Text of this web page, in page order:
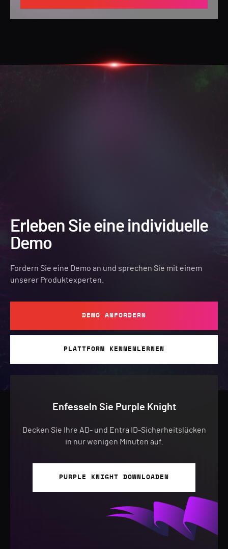
Erleben Sie eine individuelle
Demo
Fordern Sie eine Demo an und sprechen Sie mit einem
unserer Produktexperten.
DEMO ANFORDERN
PLATTFORM KENNENLERNEN
Enfesseln Sie Purple Knight
Decken Sie Ihre AD- und Entra ID-Sicherheitslücken
in nur wenigen Minuten auf.
PURPLE KNIGHT DOWNLOADEN